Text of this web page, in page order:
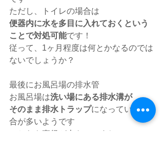
ただし、トイレの場合は
便器内に水を多目に入れておくという
ことで対処可能です！
従って、1ヶ月程度は何とかなるのでは
ないでしょうか？
最後にお風呂場の排水管
お風呂場は洗い場にある排水溝が
そのまま排水トラップになっている場
合が多いようです
こちらも直径が大きいですね